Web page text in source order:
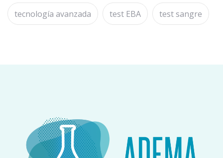
tecnología avanzada test EBA test sangre